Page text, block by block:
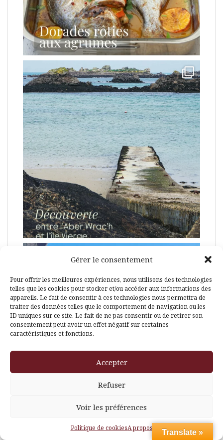
Gérer le consentement
Pour offrir les meilleures expériences, nous utilisons des technologies
telles que les cookies pour stocker et/ou accéder aux informations des
appareils. Le fait de consentir à ces technologies nous permettra de
traiter des données telles que le comportement de navigation ou les
ID uniques sur ce site. Le fait de ne pas consentir ou de retirer son
consentement peut avoir un effet négatif sur certaines
caractéristiques et fonctions.
Accepter
Refuser
Voir les préférences
Politique de cookiesA propos
Translate »